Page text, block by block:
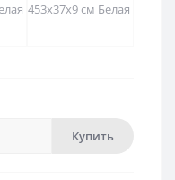
Купить